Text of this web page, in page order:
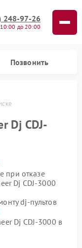
248-97-26
10:00 до 20:00
Позвонить
Dj CDJ-
при отказе
Dj CDJ-3000
dj-пультов
Dj CDJ-3000 в